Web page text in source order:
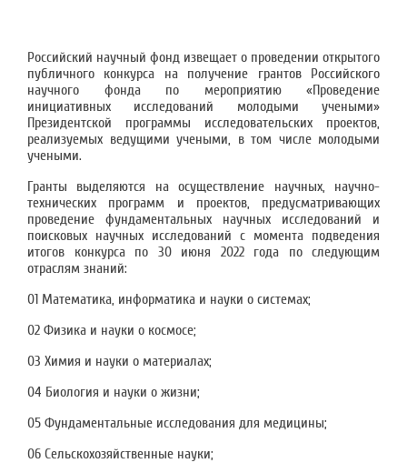
Российский научный фонд извещает о проведении открытого
публичного конкурса на получение грантов Российского
научного фонда по мероприятию «Проведение
инициативных исследований молодыми учеными»
Президентской программы исследовательских проектов,
реализуемых ведущими учеными, в том числе молодыми
учеными.
Гранты выделяются на осуществление научных, научно-
технических программ и проектов, предусматривающих
проведение фундаментальных научных исследований и
поисковых научных исследований с момента подведения
итогов конкурса по 30 июня 2022 года по следующим
отраслям знаний:
01 Математика, информатика и науки о системах;
02 Физика и науки о космосе;
03 Химия и науки о материалах;
04 Биология и науки о жизни;
05 Фундаментальные исследования для медицины;
06 Сельскохозяйственные науки;